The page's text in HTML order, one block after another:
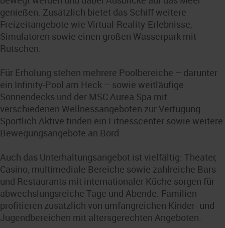
genießen. Zusätzlich bietet das Schiff weitere
Freizeitangebote wie Virtual-Reality-Erlebnisse,
Simulatoren sowie einen großen Wasserpark mit
Rutschen.
Für Erholung stehen mehrere Poolbereiche – darunter
ein Infinity-Pool am Heck – sowie weitläufige
Sonnendecks und der MSC Aurea Spa mit
verschiedenen Wellnessangeboten zur Verfügung.
Sportlich Aktive finden ein Fitnesscenter sowie weitere
Bewegungsangebote an Bord.
Auch das Unterhaltungsangebot ist vielfältig: Theater,
Casino, multimediale Bereiche sowie zahlreiche Bars
und Restaurants mit internationaler Küche sorgen für
abwechslungsreiche Tage und Abende. Familien
profitieren zusätzlich von umfangreichen Kinder- und
Jugendbereichen mit altersgerechten Angeboten.